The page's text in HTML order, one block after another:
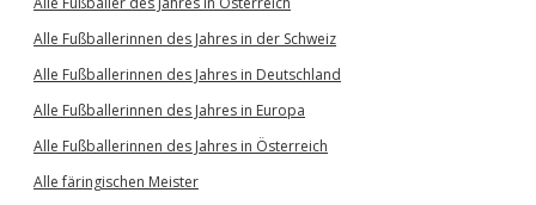
Alle Fußballerinnen des Jahres in der Schweiz
Alle Fußballerinnen des Jahres in Deutschland
Alle Fußballerinnen des Jahres in Europa
Alle Fußballerinnen des Jahres in Österreich
Alle färingischen Meister